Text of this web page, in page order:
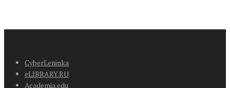
CyberLeninka
eLIBRARY.RU
Academia.edu